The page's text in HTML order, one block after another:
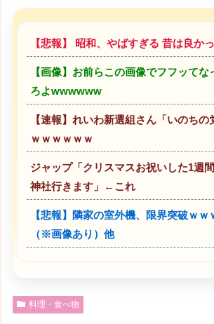
【悲報】 昭和、やばすぎる 昔は良か
【画像】お前らこの画像でフフッて
ろよwwwwww
【速報】れいわ新選組さん「いのちの
ｗｗｗｗｗｗ
ジャップ「クリスマスお祝いした1週
神社行きます」←これ
【悲報】隣家の室外機、限界突破ｗｗ
（※画像あり）他
料理・食べ物